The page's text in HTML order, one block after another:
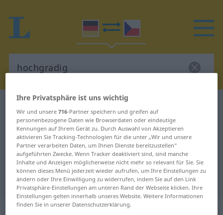
Deutsch-Tschechisch Wörterbuch
Deutsch-Tschechisch Übersetzung
für "hochgradig"
"hochgradig" Tschechisch
Übersetzung
„hochgradig“
Ihre Privatsphäre ist uns wichtig
Wir und unsere716-Partner speichern und greifen auf
personenbezogene Daten wie Browserdaten oder eindeutige
Kennungen auf Ihrem Gerät zu. Durch Auswahl von Akzeptieren
aktivieren Sie Tracking-Technologien für die unter „Wir und unsere
Partner verarbeiten Daten, um Ihnen Dienste bereitzustellen“
aufgeführten Zwecke. Wenn Tracker deaktiviert sind, sind manche
Inhalte und Anzeigen möglicherweise nicht mehr so relevant für Sie. Sie
können dieses Menü jederzeit wieder aufrufen, um Ihre Einstellungen zu
ändern oder Ihre Einwilligung zu widerrufen, indem Sie auf den Link
Privatsphäre-Einstellungen am unteren Rand der Webseite klicken. Ihre
Einstellungen gelten innerhalb unseres Website. Weitere Informationen
finden Sie in unserer Datenschutzerklärung.